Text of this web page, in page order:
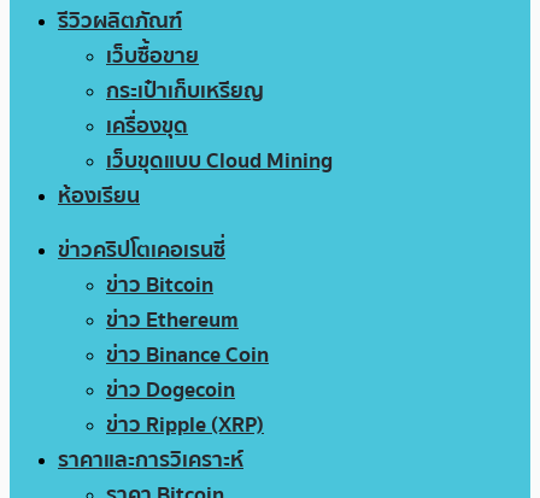
รีวิวผลิตภัณฑ์
เว็บซื้อขาย
กระเป๋าเก็บเหรียญ
เครื่องขุด
เว็บขุดแบบ Cloud Mining
ห้องเรียน
ข่าวคริปโตเคอเรนซี่
ข่าว Bitcoin
ข่าว Ethereum
ข่าว Binance Coin
ข่าว Dogecoin
ข่าว Ripple (XRP)
ราคาและการวิเคราะห์